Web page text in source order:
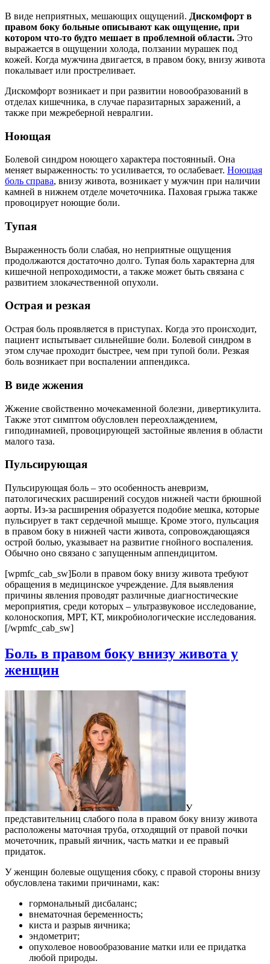
В виде неприятных, мешающих ощущений. Дискомфорт в
правом боку больные описывают как ощущение, при
котором что-то будто мешает в проблемной области. Это
выражается в ощущении холода, ползании мурашек под
кожей. Когда мужчина двигается, в правом боку, внизу живота
покалывает или простреливает.
Дискомфорт возникает и при развитии новообразований в
отделах кишечника, в случае паразитарных заражений, а
также при межреберной невралгии.
Ноющая
Болевой синдром ноющего характера постоянный. Она
меняет выраженность: то усиливается, то ослабевает. Ноющая
боль справа, внизу живота, возникает у мужчин при наличии
камней в нижнем отделе мочеточника. Паховая грыжа также
провоцирует ноющие боли.
Тупая
Выраженность боли слабая, но неприятные ощущения
продолжаются достаточно долго. Тупая боль характерна для
кишечной непроходимости, а также может быть связана с
развитием злокачественной опухоли.
Острая и резкая
Острая боль проявляется в приступах. Когда это происходит,
пациент испытывает сильнейшие боли. Болевой синдром в
этом случае проходит быстрее, чем при тупой боли. Резкая
боль возникает при воспалении аппендикса.
В виде жжения
Жжение свойственно мочекаменной болезни, дивертикулита.
Также этот симптом обусловлен переохлаждением,
гиподинамией, провоцирующей застойные явления в области
малого таза.
Пульсирующая
Пульсирующая боль – это особенность аневризм,
патологических расширений сосудов нижней части брюшной
аорты. Из-за расширения образуется подобие мешка, которые
пульсирует в такт сердечной мышце. Кроме этого, пульсация
в правом боку в нижней части живота, сопровождающаяся
острой болью, указывает на развитие гнойного воспаления.
Обычно оно связано с запущенным аппендицитом.
[wpmfc_cab_sw]Боли в правом боку внизу живота требуют
обращения в медицинское учреждение. Для выявления
причины явления проводят различные диагностические
мероприятия, среди которых – ультразвуковое исследование,
колоноскопия, МРТ, КТ, микробиологические исследования.
[/wpmfc_cab_sw]
Боль в правом боку внизу живота у
женщин
У
представительниц слабого пола в правом боку внизу живота
расположены маточная труба, отходящий от правой почки
мочеточник, правый яичник, часть матки и ее правый
придаток.
У женщин болевые ощущения сбоку, с правой стороны внизу
обусловлена такими причинами, как:
гормональный дисбаланс;
внематочная беременность;
киста и разрыв яичника;
эндометрит;
опухолевое новообразование матки или ее придатка
любой природы.